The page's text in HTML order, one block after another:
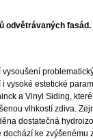
odvětrávaných fasád.
estetické
a Vinyl Siding,
vlhkostí zdiva.
dostatečná
ke